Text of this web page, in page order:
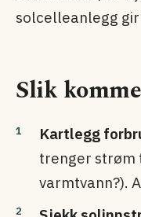
solcelleanlegg
Slik
Kartlegg
trenger strøm
varmtvann?).